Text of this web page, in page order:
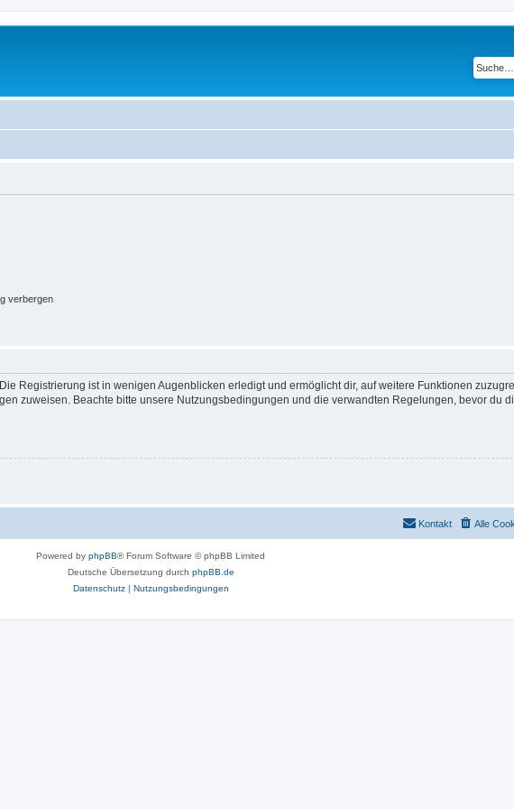
verbergen
Registrierung ist in wenigen Augenblicken erledigt und ermöglicht dir, auf weitere Funktionen
zuweisen. Beachte bitte unsere Nutzungsbedingungen und die verwandten Regelungen, bevor du
Alle
Kontakt
Powered by phpBB® Forum Software © phpBB Limited
Deutsche Übersetzung durch phpBB.de
Datenschutz| Nutzungsbedingungen